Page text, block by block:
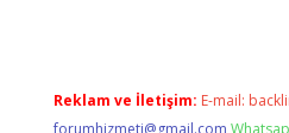
Reklam ve İletişim: E-mail:
forumhizmeti@gmail.com